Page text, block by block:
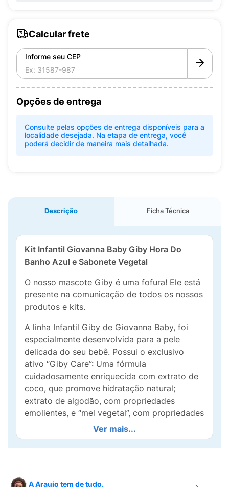
Calcular frete
Informe seu CEP
Opções de entrega
Consulte pelas opções de entrega disponíveis para a
localidade desejada. Na etapa de entrega, você
poderá decidir de maneira mais detalhada.
Descrição Ficha Técnica
Kit Infantil Giovanna Baby Giby Hora Do
Banho Azul e Sabonete Vegetal
O nosso mascote Giby é uma fofura! Ele está
presente na comunicação de todos os nossos
produtos e kits.
A linha Infantil Giby de Giovanna Baby, foi
especialmente desenvolvida para a pele
delicada do seu bebê. Possui o exclusivo
ativo “Giby Care”: Uma fórmula
cuidadosamente enriquecida com extrato de
coco, que promove hidratação natural;
extrato de algodão, com propriedades
emolientes, e “mel vegetal”, com propriedades
PH balanceado
bebê
Ver mais...
A Araujo tem de tudo.